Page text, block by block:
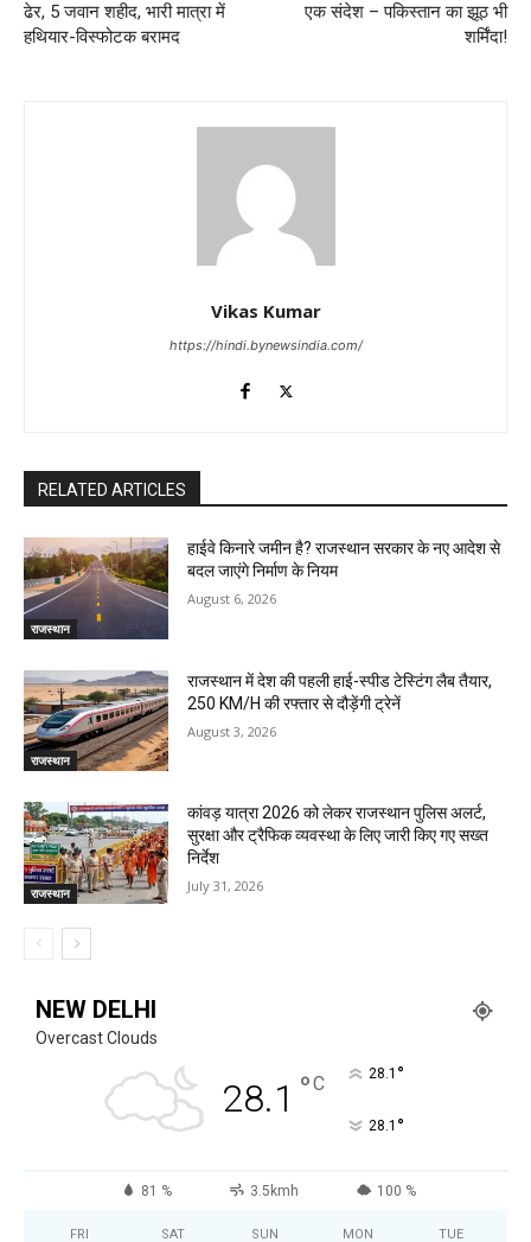
ढेर, 5 जवान शहीद, भारी मात्रा में
हथियार-विस्फोटक बरामद
एक संदेश – पकिस्तान का झूठ भी
शर्मिंदा!
Vikas Kumar
https://hindi.bynewsindia.com/
RELATED ARTICLES
राजस्थान
हाईवे किनारे जमीन है? राजस्थान सरकार के नए आदेश से
बदल जाएंगे निर्माण के नियम
August 6, 2026
राजस्थान
राजस्थान में देश की पहली हाई-स्पीड टेस्टिंग लैब तैयार,
250 KM/H की रफ्तार से दौड़ेंगी ट्रेनें
August 3, 2026
राजस्थान
कांवड़ यात्रा 2026 को लेकर राजस्थान पुलिस अलर्ट,
सुरक्षा और ट्रैफिक व्यवस्था के लिए जारी किए गए सख्त
निर्देश
July 31, 2026
NEW DELHI
Overcast Clouds
28.1 °C 28.1 °
28.1 °
81 % 3.5kmh 100 %
FRI SAT SUN MON TUE